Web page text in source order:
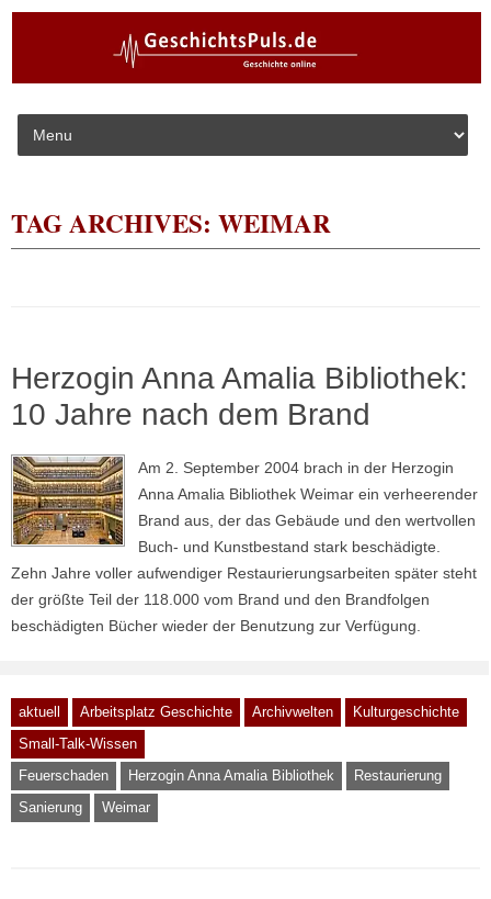
Skip to content
TAG ARCHIVES: WEIMAR
Herzogin Anna Amalia Bibliothek:
10 Jahre nach dem Brand
Am 2. September 2004 brach in der Herzogin
Anna Amalia Bibliothek Weimar ein verheerender
Brand aus, der das Gebäude und den wertvollen
Buch- und Kunstbestand stark beschädigte.
Zehn Jahre voller aufwendiger Restaurierungsarbeiten später steht
der größte Teil der 118.000 vom Brand und den Brandfolgen
beschädigten Bücher wieder der Benutzung zur Verfügung.
aktuell Arbeitsplatz Geschichte Archivwelten
Kulturgeschichte
Small-Talk-Wissen
Feuerschaden
Herzogin Anna Amalia Bibliothek
Restaurierung
Sanierung
Weimar